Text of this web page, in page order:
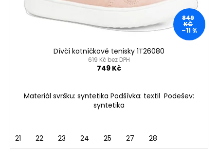
849
KČ
–11 %
Dívčí kotníčkové tenisky 1T26080
619 Kč bez DPH
749 Kč
Materiál svršku: syntetika Podšívka: textil Podešev:
syntetika
21 22 23 24 25 27 28